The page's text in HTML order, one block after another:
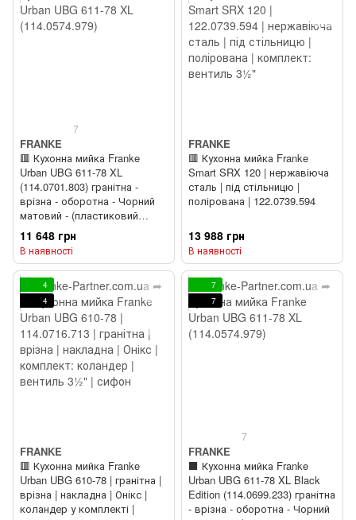
7
FRANKE
🟥 Кухонна мийка Franke
Urban UBG 611-78 XL
(114.0701.803) гранітна -
врізна - оборотна - Чорний
матовий - (пластиковий
коландер у комлекті)
11 648 грн
В наявності
FRANKE
🟥 Кухонна мийка Franke
Smart SRX 120 | нержавіюча
сталь | під стільницю |
полірована | 122.0739.594
13 988 грн
В наявності
4
4
FRANKE
🟥 Кухонна мийка Franke
Urban UBG 610-78 | гранітна |
врізна | накладна | Онікс |
коландер у комплекті |
7
7
7
FRANKE
⬛️ Кухонна мийка Franke
Urban UBG 611-78 XL Black
Edition (114.0699.233) гранітна
- врізна - оборотна - Чорний